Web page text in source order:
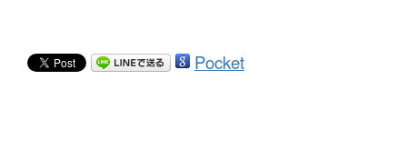
Pocket